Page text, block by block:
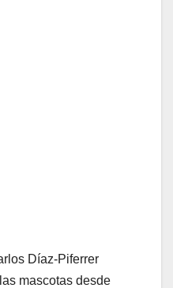
Díaz-Piferrer
mascotas desde